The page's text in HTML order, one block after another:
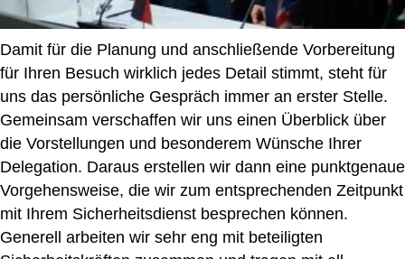
Damit für die Planung und anschließende Vorbereitung
für Ihren Besuch wirklich jedes Detail stimmt, steht für
uns das persönliche Gespräch immer an erster Stelle.
Gemeinsam verschaffen wir uns einen Überblick über
die Vorstellungen und besonderem Wünsche Ihrer
Delegation. Daraus erstellen wir dann eine punktgenaue
Vorgehensweise, die wir zum entsprechenden Zeitpunkt
mit Ihrem Sicherheitsdienst besprechen können.
Generell arbeiten wir sehr eng mit beteiligten